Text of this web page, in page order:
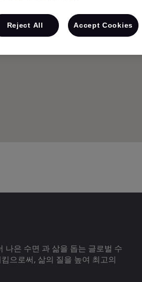
나은 수면 과 삶을 돕는 글로벌 수
으로써, 삶의 질을 높여 최고의
Reject All Accept Cookies